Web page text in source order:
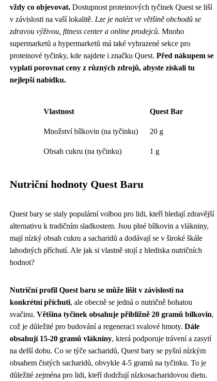
vždy co objevovat. Dostupnost proteinových tyčinek Quest se liší
v závislosti na vaší lokalitě. Lze je nalézt ve většině obchodů se
zdravou výživou, fitness center a online prodejců. Mnoho
supermarketů a hypermarketů má také vyhrazené sekce pro
proteinové tyčinky, kde najdete i značku Quest. Před nákupem se
vyplatí porovnat ceny z různých zdrojů, abyste získali tu
nejlepší nabídku.
Vlastnost Quest Bar
Množství bílkovin (na tyčinku) 20 g
Obsah cukru (na tyčinku) 1 g
Nutriční hodnoty Quest Baru
Quest bary se staly populární volbou pro lidi, kteří hledají zdravější
alternativu k tradičním sladkostem. Jsou plné bílkovin a vlákniny,
mají nízký obsah cukru a sacharidů a dodávají se v široké škále
lahodných příchutí. Ale jak si vlastně stojí z hlediska nutričních
hodnot?
Nutriční profil Quest baru se může lišit v závislosti na
konkrétní příchuti, ale obecně se jedná o nutričně bohatou
svačinu. Většina tyčinek obsahuje přibližně 20 gramů bílkovin,
což je důležité pro budování a regeneraci svalové hmoty. Dále
obsahují 15-20 gramů vlákniny, která podporuje trávení a zasytí
na delší dobu. Co se týče sacharidů, Quest bary se pyšní nízkým
obsahem čistých sacharidů, obvykle 4-5 gramů na tyčinku. To je
důležité zejména pro lidi, kteří dodržují nízkosacharidovou dietu.